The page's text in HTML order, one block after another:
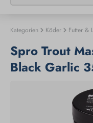
Kategorien Köder Futter &
Spro Trout
Black Garlic